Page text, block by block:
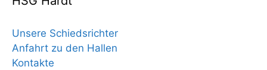
Unsere Schiedsrichter
Anfahrt zu den Hallen
Kontakte